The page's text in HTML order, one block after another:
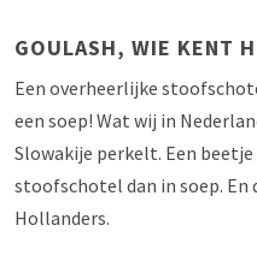
GOULASH, WIE KENT
Een overheerlijke
een soep! Wat wij in
Slowakije perkelt. Een
stoofschotel dan in soep. En
Hollanders.